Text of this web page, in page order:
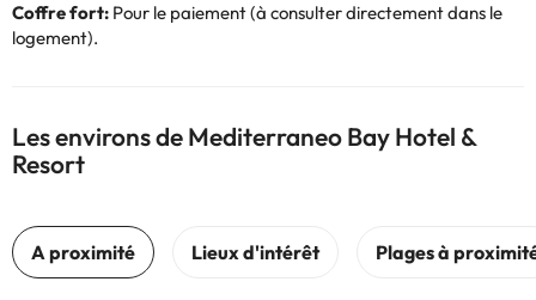
Coffre fort: Pour le paiement (à consulter directement dans le
logement).
Les environs de Mediterraneo Bay Hotel &
Resort